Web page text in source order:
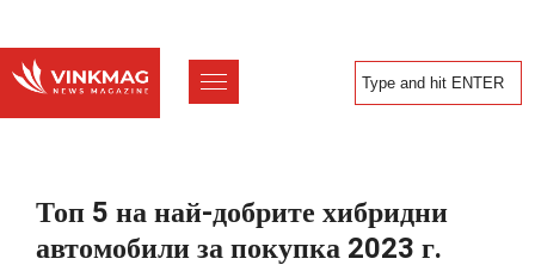
Топ 5 на най-добрите хибридни
автомобили за покупка 2023 г.